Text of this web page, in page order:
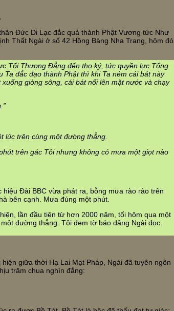
Đức Di Lạc đắc quả thành Phật Vương tức Như
Thất Ngài ở số 42 Hồng Bàng Nha Trang, hôm đó
Tối Thượng Đẳng đến thọ ký, tức quyền lực Tổng
đắc đạo thành Phật thì khi Ta ném cái bát này
giòng sông, cái bát nổi lên mặt nước và chạy
lúc trên cùng một đường thẳng.
trên gác Tôi nhưng không có mưa một giọt nào
hiệu Đài BBC vừa phát ra, bỗng mưa rào rào trên
bên cạnh. Mưa đúng một phút.
lần đầu tiên từ hơn 2000 năm, tối hôm qua một
đường thẳng. Tôi đem tờ báo dâng Ngài đọc.
giữa thời Hạ Lai Mạt Pháp, Ngài đã tuyên ngôn
trăm chua nghìn đắng: